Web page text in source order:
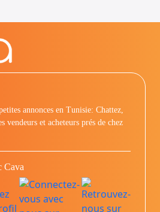
annonces en Tunisie: Chattez,
vendeurs et acheteurs prés de chez
Cava